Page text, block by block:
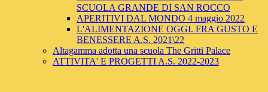
SCUOLA GRANDE DI SAN ROCCO
APERITIVI DAL MONDO 4 maggio 2022
L'ALIMENTAZIONE OGGI. FRA GUSTO E
BENESSERE A.S. 2021\22
Altagamma adotta una scuola The Gritti Palace
ATTIVITA' E PROGETTI A.S. 2022-2023